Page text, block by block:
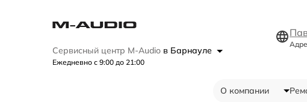
Сервисный центр M-Audio в Барнауле
Ежедневно с 9:00 до 21:00
О компании